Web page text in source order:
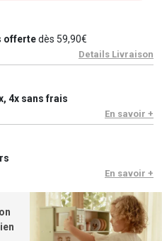
offertedès 59,90€
Details Livraison
4x sans frais
En savoir +
En savoir +